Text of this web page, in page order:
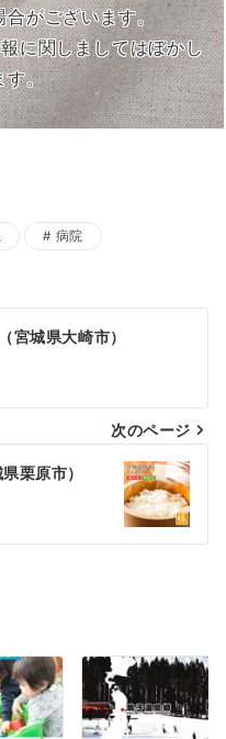
合がございます。
に関しましてはぼかし
す。
病院
宮城県大崎市）
次のページ
栗原市）